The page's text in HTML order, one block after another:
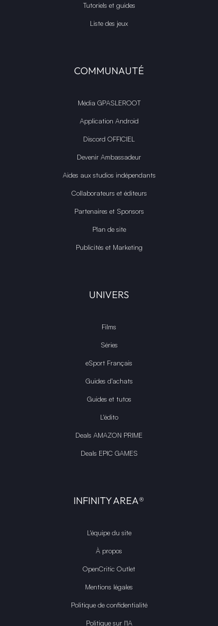
Tutoriels et guides
Liste des jeux
COMMUNAUTÉ
Média GPASLEROOT
Application Android
Discord OFFICIEL
Devenir Ambassadeur
Aides aux studios indépendants
Collaborateurs et éditeurs
Partenaires et Sponsors
Plan de site
Publicités et Marketing
UNIVERS
Films
Séries
eSport Français
Guides d’achats
Guides et tutos
L'édito
Deals AMAZON PRIME
Deals EPIC GAMES
INFINITY AREA®
L'équipe du site
À propos
OpenCritic Outlet
Mentions légales
Politique de confidentialité
Politique sur l'IA